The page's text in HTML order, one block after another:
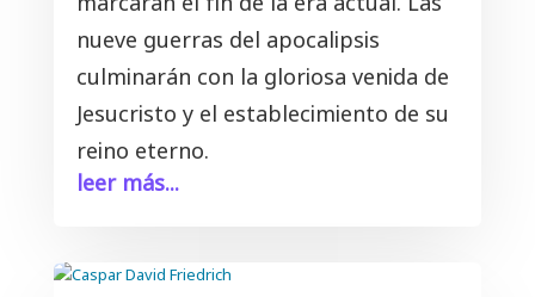
nueve guerras del apocalipsis
culminarán con la gloriosa venida de
Jesucristo y el establecimiento de su
reino eterno.
leer más...